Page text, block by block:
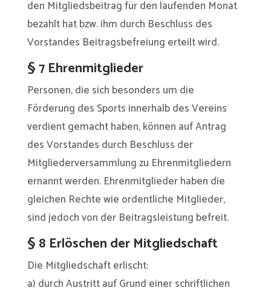
den Mitgliedsbeitrag für den laufenden Monat
bezahlt hat bzw. ihm durch Beschluss des
Vorstandes Beitragsbefreiung erteilt wird.
§ 7 Ehrenmitglieder
Personen, die sich besonders um die
Förderung des Sports innerhalb des Vereins
verdient gemacht haben, können auf Antrag
des Vorstandes durch Beschluss der
Mitgliederversammlung zu Ehrenmitgliedern
ernannt werden. Ehrenmitglieder haben die
gleichen Rechte wie ordentliche Mitglieder,
sind jedoch von der Beitragsleistung befreit.
§ 8 Erlöschen der Mitgliedschaft
Die Mitgliedschaft erlischt:
a) durch Austritt auf Grund einer schriftlichen